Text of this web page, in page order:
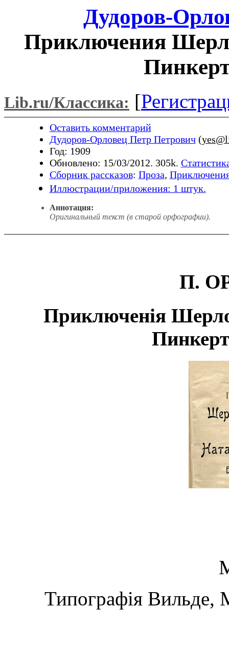
Дудоров-
Приключения
Lib.ru/Классика: [
Оставить комментарий
Дудоров-Орловец Петр Петрович(
Год: 1909
Обновлено: 15/03/2012. 305k.
Сборник рассказов: Проза,
Иллюстрации/приложения: 1 штук.
Аннотация:
Оригинальный текст (в старой орфографии).
П.
Приключенія
Типографія Вильде,